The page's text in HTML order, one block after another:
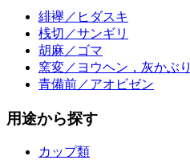
緋襷／ヒダスキ
桟切／サンギリ
胡麻／ゴマ
窯変／ヨウヘン，灰かぶり
青備前／アオビゼン
用途から探す
カップ類